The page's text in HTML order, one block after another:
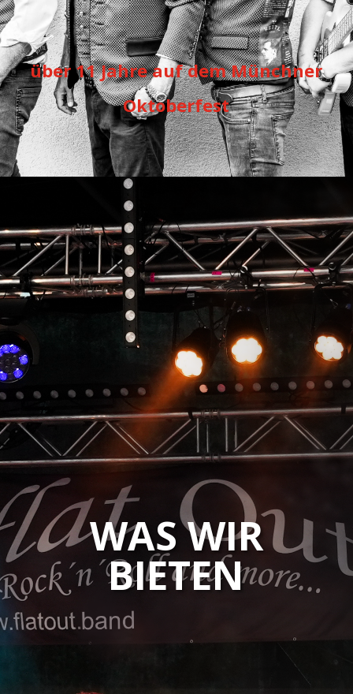
über 11 Jahre auf dem Münchner
Oktoberfest
WAS WIR
BIETEN